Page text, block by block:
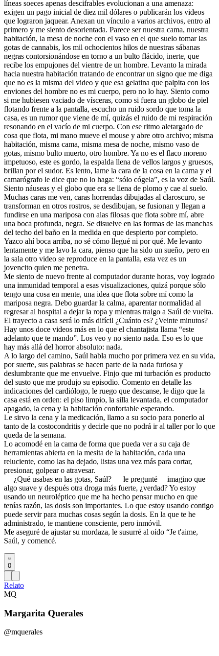
líneas soeces apenas descifrables evolucionan a una amenaza:
exigen un pago inicial de diez mil dólares o publicarán los videos
que lograron jaquear. Anexan un vínculo a varios archivos, entro al
primero y me siento desorientada. Parece ser nuestra cama, nuestra
habitación, la mesa de noche con el vaso en el que suelo tomar las
gotas de cannabis, los mil ochocientos hilos de nuestras sábanas
negras contorsionándose en torno a un bulto flácido, inerte, que
recibe los empujones del vientre de un hombre. Levanto la mirada
hacia nuestra habitación tratando de encontrar un signo que me diga
que no es la misma del video y que esa gelatina que palpita con los
enviones del hombre no es mi cuerpo, pero no lo hay. Siento como
si me hubiesen vaciado de vísceras, como si fuera un globo de piel
flotando frente a la pantalla, escucho un ruido sordo que toma la
casa, es un rumor que viene de mí, quizás el ruido de mi respiración
resonando en el vacío de mi cuerpo. Con ese ritmo aletargado de
cosa que flota, mi mano mueve el mouse y abre otro archivo; misma
habitación, misma cama, misma mesa de noche, mismo vaso de
gotas, mismo bulto muerto, otro hombre. Ya no es el flaco moreno
impetuoso, este es gordo, la espalda llena de vellos largos y gruesos,
brillan por el sudor. Es lento, lame la cara de la cosa en la cama y el
camarógrafo le dice que no lo haga: “sólo cógela”, es la voz de Saúl.
Siento náuseas y el globo que era se llena de plomo y cae al suelo.
Muchas caras me ven, caras horrendas dibujadas al claroscuro, se
transforman en otros rostros, se desdibujan, se fusionan y llegan a
fundirse en una mariposa con alas filosas que flota sobre mí, abre
una boca profunda, negra. Se disuelve en las formas de las manchas
del techo del baño en la medida en que despierto por completo.
Yazco ahí boca arriba, no sé cómo llegué ni por qué. Me levanto
lentamente y me lavo la cara, pienso que ha sido un sueño, pero en
la sala otro video se reproduce en la pantalla, esta vez es un
jovencito quien me penetra.
Me siento de nuevo frente al computador durante horas, voy logrado
una inmunidad temporal a esas visualizaciones, quizá porque sólo
tengo una cosa en mente, una idea que flota sobre mí como la
mariposa negra. Debo guardar la calma, aparentar normalidad al
regresar al hospital a dejar la ropa y mientras traigo a Saúl de vuelta.
El trayecto a casa será lo más difícil ¿Cuánto es? ¿Veinte minutos?
Hay unos doce videos más en lo que el chantajista llama “este
adelanto que te mando”. Los veo y no siento nada. Eso es lo que
hay más allá del horror absoluto: nada.
A lo largo del camino, Saúl habla mucho por primera vez en su vida,
por suerte, sus palabras se hacen parte de la nada furiosa y
deslumbrante que me envuelve. Finjo que mi turbación es producto
del susto que me produjo su episodio. Comento en detalle las
indicaciones del cardiólogo, le ruego que descanse, le digo que la
casa está en orden: el piso limpio, la silla levantada, el computador
apagado, la cena y la habitación confortable esperando.
Le sirvo la cena y la medicación, llamo a su socio para ponerlo al
tanto de la costocondritis y decirle que no podrá ir al taller por lo que
queda de la semana.
Lo acomodé en la cama de forma que pueda ver a su caja de
herramientas abierta en la mesita de la habitación, cada una
reluciente, como las ha dejado, listas una vez más para cortar,
presionar, golpear o atravesar.
— ¿Qué usabas en las gotas, Saúl? — le pregunté— imagino que
algo suave y después otra droga más fuerte, ¿verdad? Yo estoy
usando un neuroléptico que me ha hecho pensar mucho en que
tenías razón, las dosis son importantes. Lo que estoy usando contigo
puede servir para muchas cosas según la dosis. En la que te he
administrado, te mantiene consciente, pero inmóvil.
Me aseguré de ajustar su mordaza, le susurré al oído “Je t'aime,
Saúl, y comencé.
0
Relato
MQ
Margarita Querales
@mquerales